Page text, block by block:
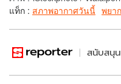
แท็ก : สภาพอากาศวันนี้ พยา
สนับสนุน